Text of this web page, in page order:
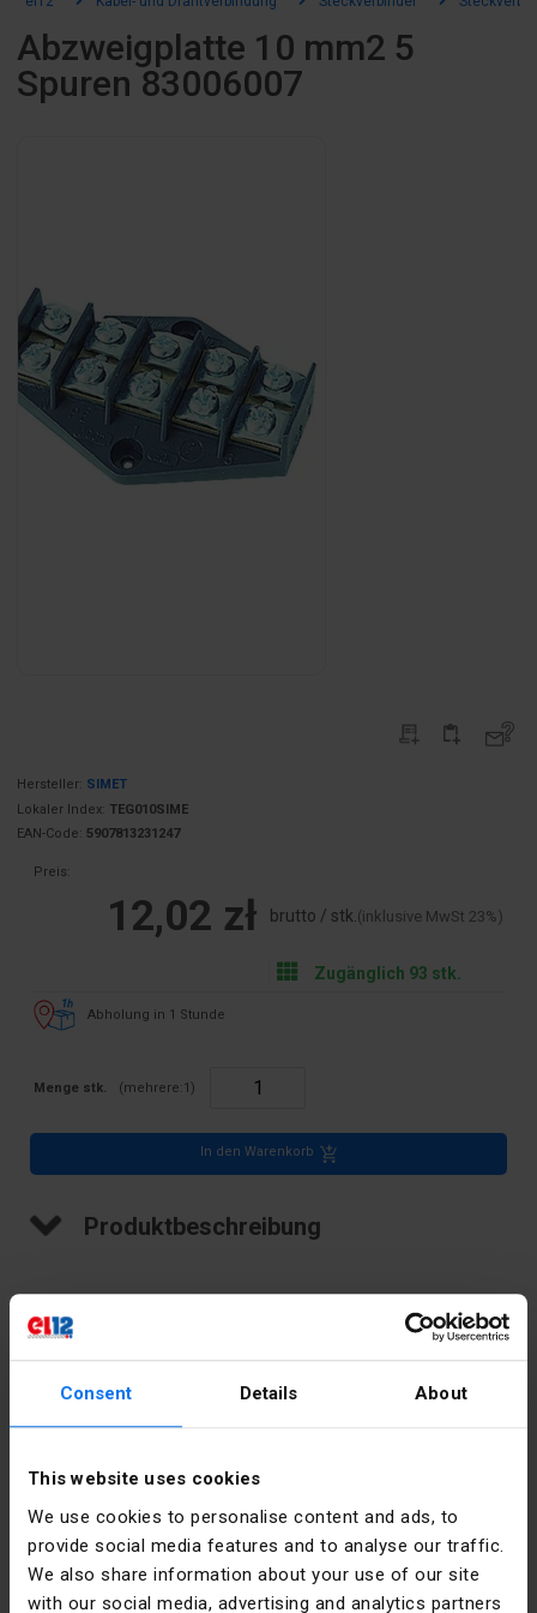
Consent Details About
This website uses cookies
We use cookies to personalise content and ads, to
provide social media features and to analyse our traffic.
We also share information about your use of our site
with our social media, advertising and analytics partners
Abzweigplatte 10 mm2 5
Spuren 83006007
Hersteller: SIMET
Lokaler Index: TEG010SIME
EAN-Code: 5907813231247
Preis:
12,02 zł brutto / stk.(inklusive MwSt 23%)
Zugänglich 93 stk.
Abholung in 1 Stunde
Menge stk. (mehrere:1 )
In den Warenkorb
Produktbeschreibung
Bündelplatte, 10 mm2, 5 Spuren
Technische Daten
Tiefe [mm]
Farbe Schwarz
Breite [mm] 57